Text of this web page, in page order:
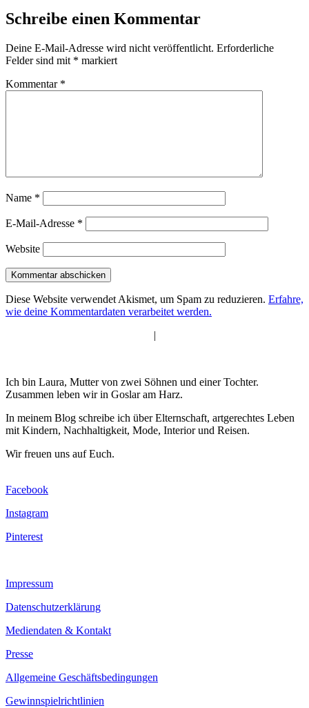
Schreibe einen Kommentar
Deine E-Mail-Adresse wird nicht veröffentlicht. Erforderliche
Felder sind mit * markiert
Kommentar *
Name *
E-Mail-Adresse *
Website
Diese Website verwendet Akismet, um Spam zu reduzieren. Erfahre,
wie deine Kommentardaten verarbeitet werden.
|
Ich bin Laura, Mutter von zwei Söhnen und einer Tochter.
Zusammen leben wir in Goslar am Harz.
In meinem Blog schreibe ich über Elternschaft, artgerechtes Leben
mit Kindern, Nachhaltigkeit, Mode, Interior und Reisen.
Wir freuen uns auf Euch.
Facebook
Instagram
Pinterest
Impressum
Datenschutzerklärung
Mediendaten & Kontakt
Presse
Allgemeine Geschäftsbedingungen
Gewinnspielrichtlinien